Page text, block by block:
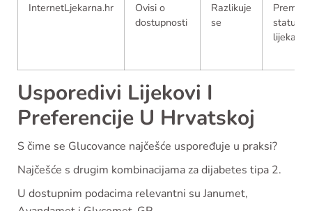
InternetLjekarna.hr
Ovisi o
dostupnosti
Razlikuje
se
Prema
statusu
lijeka
Usporedivi Lijekovi I
Preferencije U Hrvatskoj
S čime se Glucovance najčešće uspoređuje u praksi?
Najčešće s drugim kombinacijama za dijabetes tipa 2.
U dostupnim podacima relevantni su Janumet,